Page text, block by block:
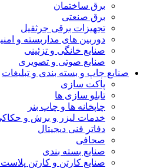
برق ساختمان
برق صنعتی
تجهیزات برقی جرثقیل
دوربین های مداربسته و
صنایع خانگی و تزئینی
صنایع صوتی و تصویری
صنایع چاپ و بسته بندی و تبلیغات
پاکت سازی
تابلو سازی ها
چاپخانه ها و چاپ بنر
خدمات لیزر و برش و
دفاتر فنی دیجیتال
صحافی
صنایع بسته بندی
صنایع کارتن و کارتن پلاست